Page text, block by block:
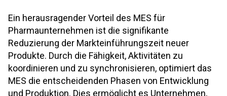
Ein herausragender Vorteil des MES für
Pharmaunternehmen ist die signifikante
Reduzierung der Markteinführungszeit neuer
Produkte. Durch die Fähigkeit, Aktivitäten zu
koordinieren und zu synchronisieren, optimiert das
MES die entscheidenden Phasen von Entwicklung
und Produktion. Dies ermöglicht es Unternehmen,